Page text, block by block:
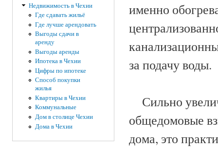
Недвижимость в Чехии
Где сдавать жильё
Где лучше арендовать
Выгоды сдачи в
аренду
Выгоды аренды
Ипотека в Чехии
Цифры по ипотеке
Способ покупки
жилья
Квартиры в Чехии
Коммунальные
Дом в столице Чехии
Дома в Чехии
именно
за подачу воды.
Сильно
общедомовые
дома, это